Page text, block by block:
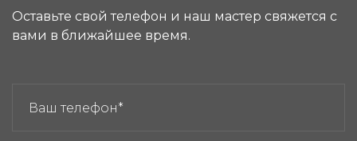
Оставьте свой телефон и наш мастер свяжется с
вами в ближайшее время.